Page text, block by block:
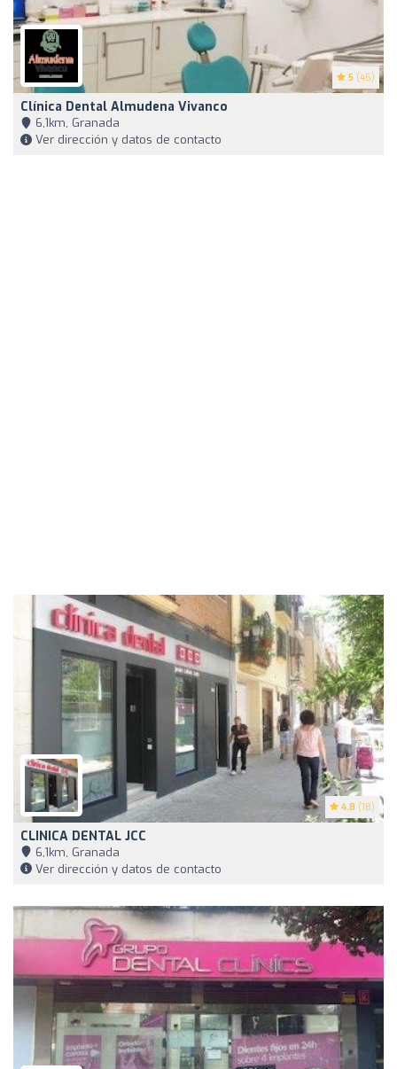
5 (45)
Clínica Dental Almudena Vivanco
6,1km, Granada
Ver dirección y datos de contacto
4.8 (18)
CLINICA DENTAL JCC
6,1km, Granada
Ver dirección y datos de contacto